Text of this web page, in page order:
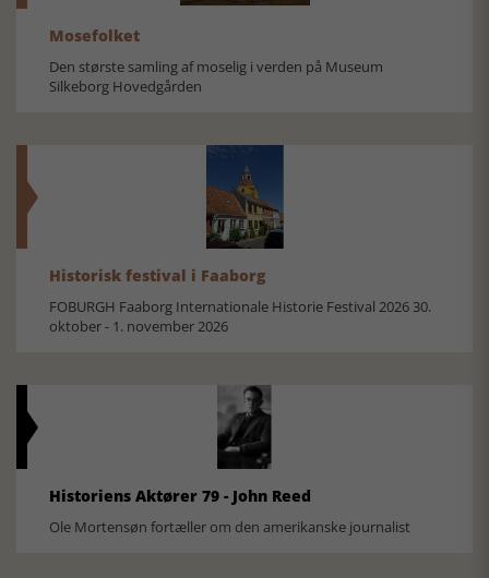
Mosefolket
Den største samling af moselig i verden på Museum
Silkeborg Hovedgården
Historisk festival i Faaborg
FOBURGH Faaborg Internationale Historie Festival 2026 30.
oktober - 1. november 2026
Historiens Aktører 79 - John Reed
Ole Mortensøn fortæller om den amerikanske journalist